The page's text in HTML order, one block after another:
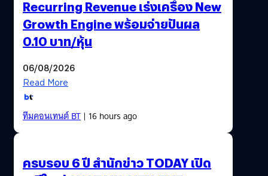
Recurring Revenue เร่งเครื่อง New
Growth Engine พร้อมจ่ายปันผล
0.10 บาท/หุ้น
06/08/2026
Read More
ทีมคอนเทนต์ BT| 16 hours ago
ครบรอบ 6 ปี สำนักข่าว TODAY เปิด